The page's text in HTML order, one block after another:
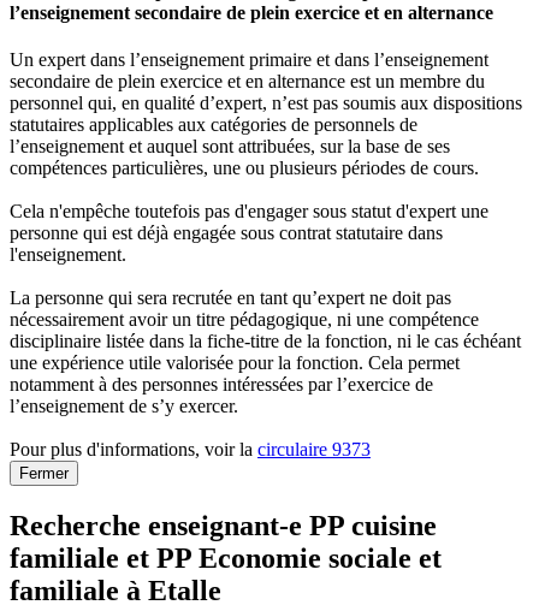
l’enseignement secondaire de plein exercice et en alternance
Un expert dans l’enseignement primaire et dans l’enseignement
secondaire de plein exercice et en alternance est un membre du
personnel qui, en qualité d’expert, n’est pas soumis aux dispositions
statutaires applicables aux catégories de personnels de
l’enseignement et auquel sont attribuées, sur la base de ses
compétences particulières, une ou plusieurs périodes de cours.
Cela n'empêche toutefois pas d'engager sous statut d'expert une
personne qui est déjà engagée sous contrat statutaire dans
l'enseignement.
La personne qui sera recrutée en tant qu’expert ne doit pas
nécessairement avoir un titre pédagogique, ni une compétence
disciplinaire listée dans la fiche-titre de la fonction, ni le cas échéant
une expérience utile valorisée pour la fonction. Cela permet
notamment à des personnes intéressées par l’exercice de
l’enseignement de s’y exercer.
Pour plus d'informations, voir la circulaire 9373
Fermer
Recherche enseignant-e PP cuisine
familiale et PP Economie sociale et
familiale à Etalle